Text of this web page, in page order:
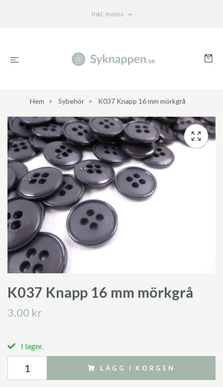
Inkl. moms
Hem Sybehör K037 Knapp 16 mm mörkgrå
K037 Knapp 16 mm mörkgrå
3.00 kr
I lager.
LÄGG I KORGEN